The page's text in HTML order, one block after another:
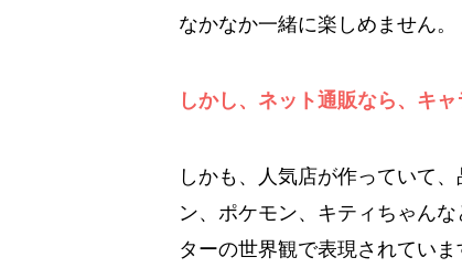
なかなか一緒に楽しめません。
しかし、ネット通販なら、キ
しかも、人気店が作っていて
ン、ポケモン、キティちゃん
ターの世界観で表現されていま